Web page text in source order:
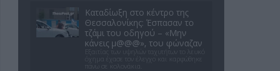
Καταδίωξη στο κέντρο της
Θεσσαλονίκης: Έσπασαν το
τζάμι του οδηγού – «Μην
κάνεις μ@@@», του φώναζαν
Εξαιτίας των υψηλών ταχυτήτων το λευκό
όχημα έχασε τον έλεγχο και καρφώθηκε
πάνω σε κολονάκια.